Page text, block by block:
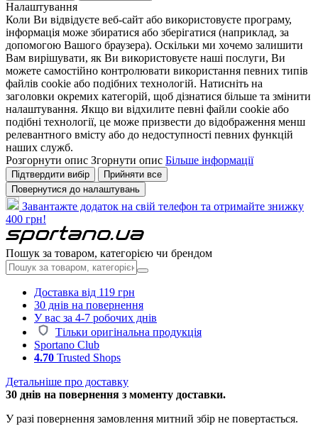
Налаштування
Коли Ви відвідуєте веб-сайт або використовуєте програму,
інформація може збиратися або зберігатися (наприклад, за
допомогою Вашого браузера). Оскільки ми хочемо залишити
Вам вирішувати, як Ви використовуєте наші послуги, Ви
можете самостійно контролювати використання певних типів
файлів cookie або подібних технологій. Натисніть на
заголовки окремих категорій, щоб дізнатися більше та змінити
налаштування. Якщо ви відхилите певні файли cookie або
подібні технології, це може призвести до відображення менш
релевантного вмісту або до недоступності певних функцій
наших служб.
Розгорнути опис Згорнути опис Більше інформації
Підтвердити вибір
Прийняти все
Повернутися до налаштувань
Завантажте додаток на свій телефон та отримайте знижку
400 грн!
Пошук за товаром, категорією чи брендом
Доставка від 119 грн
30 днів на повернення
У вас за 4-7 робочих днів
Тільки оригінальна продукція
Sportano Club
4.70 Trusted Shops
Детальніше про доставку
30 днів на повернення з моменту доставки.
У разі повернення замовлення митний збір не повертається.